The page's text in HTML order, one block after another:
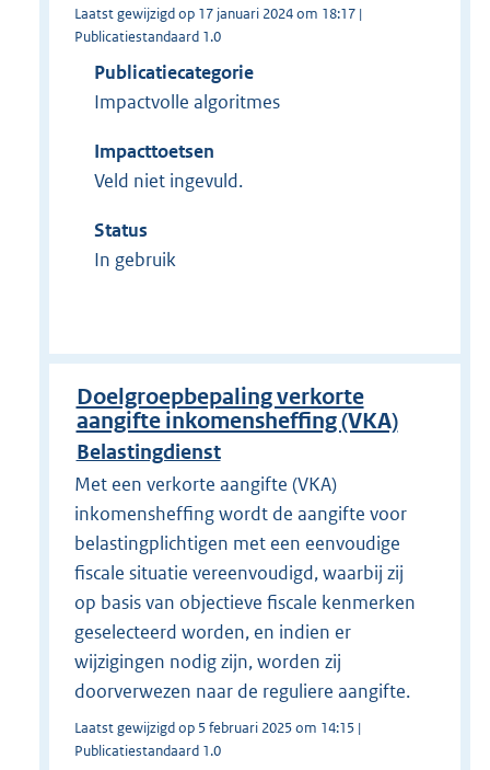
Laatst gewijzigd op 17 januari 2024 om 18:17 |
Publicatiestandaard 1.0
Publicatiecategorie
Impactvolle algoritmes
Impacttoetsen
Veld niet ingevuld.
Status
In gebruik
Doelgroepbepaling verkorte
aangifte inkomensheffing (VKA)
Belastingdienst
Met een verkorte aangifte (VKA)
inkomensheffing wordt de aangifte voor
belastingplichtigen met een eenvoudige
fiscale situatie vereenvoudigd, waarbij zij
op basis van objectieve fiscale kenmerken
geselecteerd worden, en indien er
wijzigingen nodig zijn, worden zij
doorverwezen naar de reguliere aangifte.
Laatst gewijzigd op 5 februari 2025 om 14:15 |
Publicatiestandaard 1.0